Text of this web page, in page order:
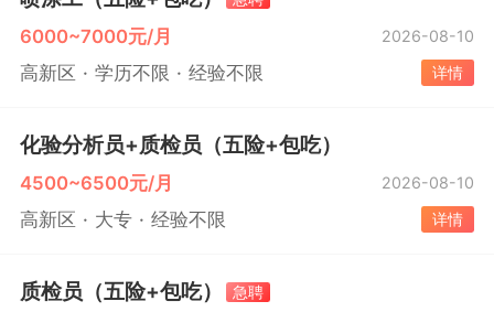
6000~7000元/月 2026-08-10
高新区 学历不限 经验不限 详情
化验分析员+质检员（五险+包吃）
4500~6500元/月 2026-08-10
高新区 大专 经验不限 详情
质检员（五险+包吃） 急聘